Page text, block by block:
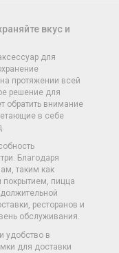
вкус и
для
протяжении всей
решение для
обратить внимание
в себе
Благодаря
таким как
пицца
ресторанов и
обслуживания.
удобство в
для доставки